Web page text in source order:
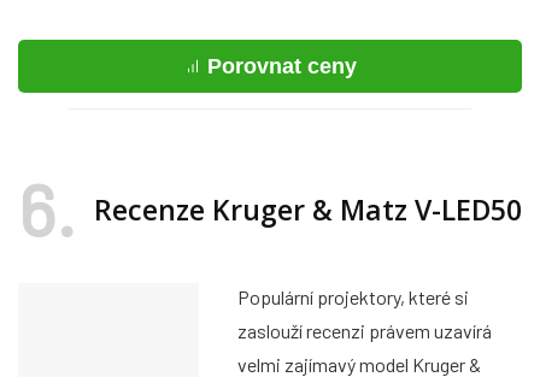
Porovnat ceny
6 Recenze Kruger & Matz V-LED50
Populární projektory, které si
zaslouží recenzi právem uzavírá
velmi zajímavý model Kruger &